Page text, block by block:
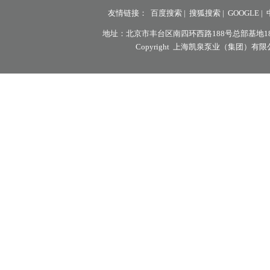
友情链接：百度搜索 |搜狐搜索 |GOOGLE |
地址：北京市丰台区南四环西路188号总部基地
Copyright 上海凯泉泵业（集团）有